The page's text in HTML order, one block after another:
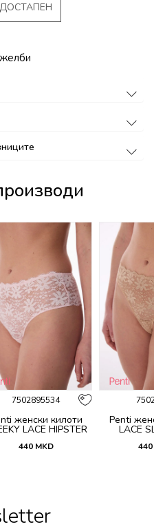
желби
7502895534
женски килоти
LACE HIPSTER
440 MKD
Penti
LACE
440